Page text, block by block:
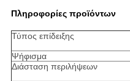
Πληροφορίες προϊόντων
Τύπος επίδειξης
Ψήφισμα
Διάσταση περιλήψεων